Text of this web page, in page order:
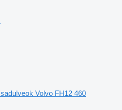
sadulveok Volvo FH12 460